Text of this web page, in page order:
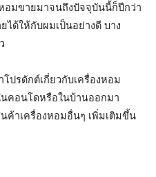
อมขายมาจนถึงปัจจุบันนี้ก็ปีกว่า
ได้ให้กับผมเป็นอย่างดี บาง
ปรดักต์เกี่ยวกับเครื่องหอม
คอนโดหรือในบ้านออกมา
าเครื่องหอมอื่นๆ เพิ่มเติมขึ้น